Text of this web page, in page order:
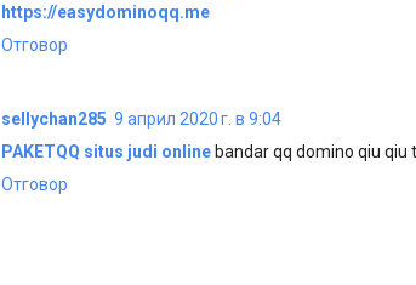
https://easydominoqq.me
Отговор
sellychan285 9 април 2020 г. в 9:04
PAKETQQ situs judi onlinebandar qq domino qiu qiu
Отговор